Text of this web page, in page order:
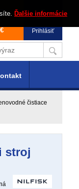
Prihlásiť
čistiace
stroj
Ďalšie informácie